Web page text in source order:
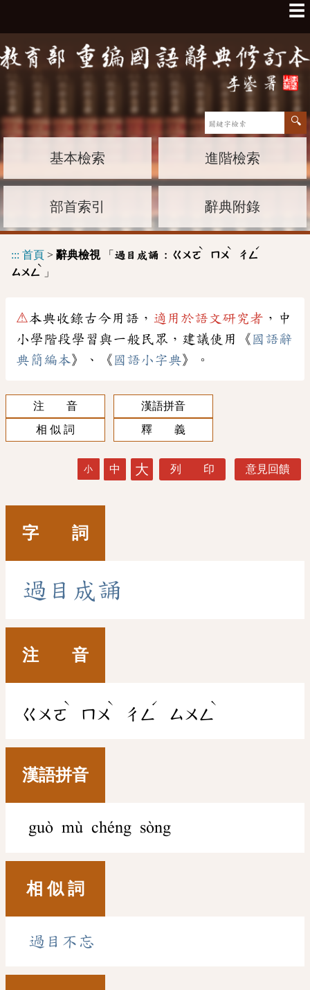
☰
基本檢索 進階檢索
部首索引 辭典附錄
::: 首頁 > 辭典檢視「 過目成誦 : ㄍㄨㄛ
ˋ
ㄇㄨ
ˋ
ㄔㄥ
ˊ
ㄙㄨㄥ
ˋ
」
⚠本典收錄古今用語， 適用於語文研究者 ，中
小學階段學習與一般民眾，建議使用《 國語辭
典簡編本》、《 國語小字典》。
注 音
漢語拼音
相 似 詞
釋 義
小 中 大 列 印 意見回饋
字 詞
過 目 成誦
注 音
ㄍㄨㄛ
ˋ
ㄇㄨ
ˋ
ㄔㄥ
ˊ
ㄙㄨㄥ
ˋ
漢語拼音
guò mù chéng sòng
相 似 詞
過目不忘